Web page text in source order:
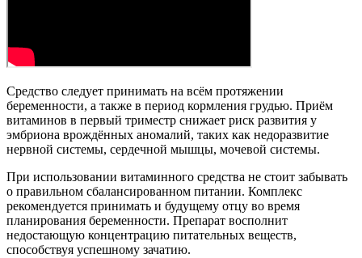
Средство следует принимать на всём протяжении
беременности, а также в период кормления грудью. Приём
витаминов в первый триместр снижает риск развития у
эмбриона врождённых аномалий, таких как недоразвитие
нервной системы, сердечной мышцы, мочевой системы.
При использовании витаминного средства не стоит забывать
о правильном сбалансированном питании. Комплекс
рекомендуется принимать и будущему отцу во время
планирования беременности. Препарат восполнит
недостающую концентрацию питательных веществ,
способствуя успешному зачатию.